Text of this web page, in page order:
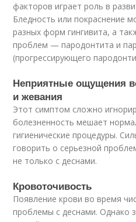
факторов играет роль в
Бледность или покраснение
разных форм гингивита, а
проблем — пародонтита и
(прогрессирующего
Неприятные ощущения
и жевания
Этот симптом сложно
болезненность мешает
гигиенические процедуры.
говорить о серьезной
не только с деснами.
Кровоточивость
Появление крови во время
проблемы с деснами. Однако